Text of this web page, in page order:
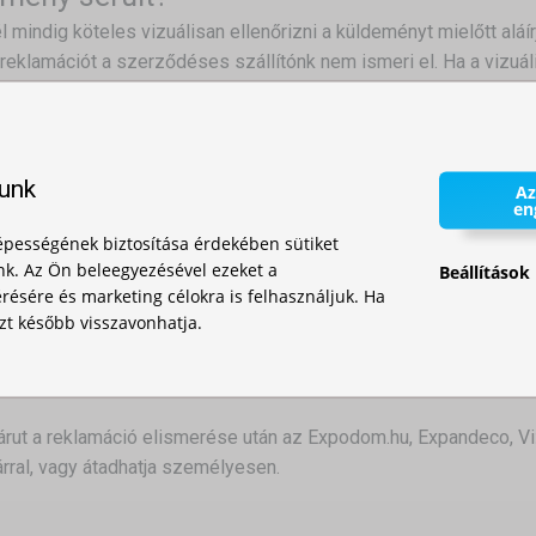
mindig köteles vizuálisan ellenőrizni a küldeményt mielőtt
a szerződéses szállítónk nem ismeri el. Ha a
akkor írja alá az átvételi elismervényt. Ezen az
aláírása után lehetősége van ellenőrizni a
sérülést talál, akkor ezt az állapotot
aláírása után lehetősége van ellenőrizni a küldemény
az átvételi elismervénybe és tagadja meg a csomag
Önnel a kapcsolatot.
tartalmának sérülését csak azután állapítja meg, hogy
reklamálnia kell az árut az info@expodom.hu e-mail címen
a reklamáció elismerése után az Expodom.hu, Expandeco,
vagy átadhatja személyesen.
biztosítása érdekében sütiket
Az Ön beleegyezésével ezeket a
és marketing célokra is felhasználjuk. Ha
később visszavonhatja.
Beállítások